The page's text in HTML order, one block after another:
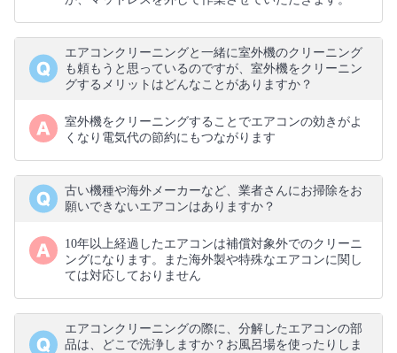
エアコンクリーニングと一緒に室外機のクリーニング
も頼もうと思っているのですが、室外機をクリーニン
グするメリットはどんなことがありますか？
室外機をクリーニングすることでエアコンの効きがよ
くなり電気代の節約にもつながります
古い機種や海外メーカーなど、業者さんにお掃除をお
願いできないエアコンはありますか？
10年以上経過したエアコンは補償対象外でのクリーニ
ングになります。また海外製や特殊なエアコンに関し
ては対応しておりません
エアコンクリーニングの際に、分解したエアコンの部
品は、どこで洗浄しますか？お風呂場を使ったりしま